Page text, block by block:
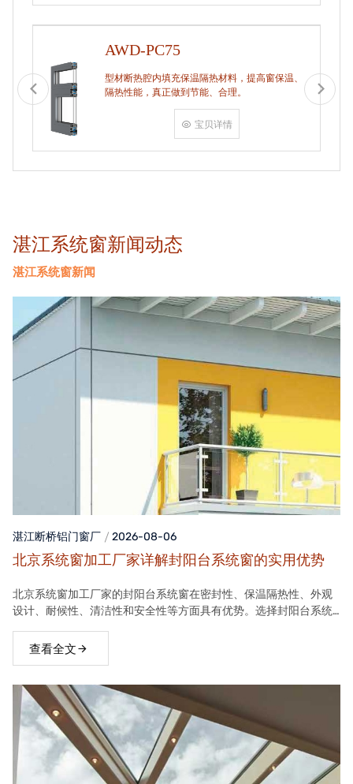
AWD-PC75
型材断热腔内填充保温隔热材料，提高窗保温、
隔热性能，真正做到节能、合理。
宝贝详情
湛江系统窗新闻动态
湛江系统窗新闻
湛江断桥铝门窗厂 2026-08-06
北京系统窗加工厂家详解封阳台系统窗的实用优势
北京系统窗加工厂家的封阳台系统窗在密封性、保温隔热性、外观
设计、耐候性、清洁性和安全性等方面具有优势。选择封阳台系统
体验。
查看全文